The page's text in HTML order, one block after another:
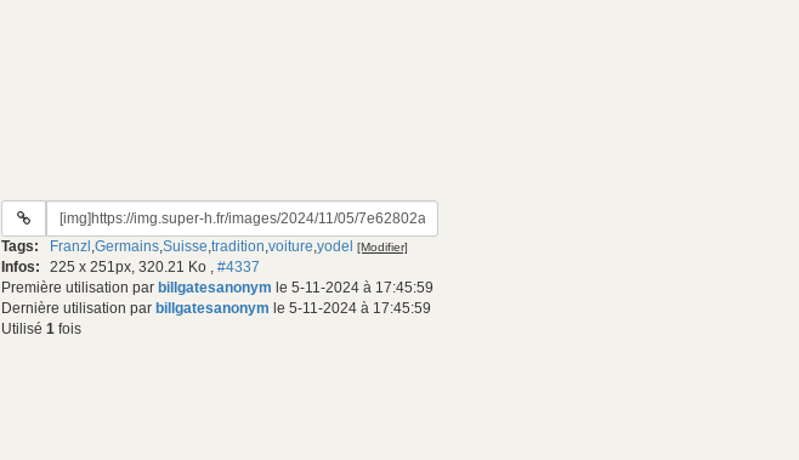
URL
gif:
Tags: Franzl ,Germains,Suisse,tradition,voiture,yodel [Modifier]
Infos: 225 x 251px, 320.21 Ko , #4337
Première utilisation par billgatesanonym le 5-11-2024 à 17:45:59
Dernière utilisation par billgatesanonym le 5-11-2024 à 17:45:59
Utilisé 1 fois